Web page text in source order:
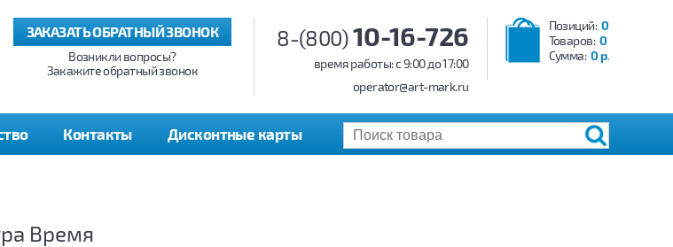
Позиций: 0
Товаров: 0
Сумма: 0 р.
8-(800)10-16-726
время работы: c 9:00 до 17:00
operator@art-mark.ru
ЗАКАЗАТЬ ОБРАТНЫЙ ЗВОНОК
Возникли вопросы?
Закажите обратный звонок
Контакты Дисконтные карты
Время